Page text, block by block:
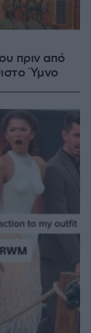
πριν από
Ύμνο